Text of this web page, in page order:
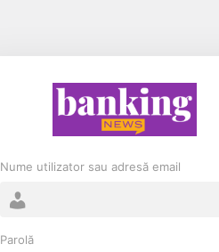
Nume utilizator sau adresă email
Parolă